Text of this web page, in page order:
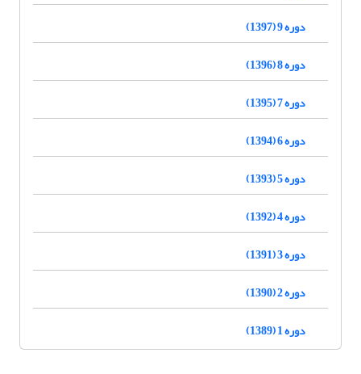
دوره 9 (1397)
دوره 8 (1396)
دوره 7 (1395)
دوره 6 (1394)
دوره 5 (1393)
دوره 4 (1392)
دوره 3 (1391)
دوره 2 (1390)
دوره 1 (1389)